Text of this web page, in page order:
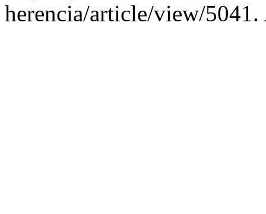
herencia/article/view/5041.